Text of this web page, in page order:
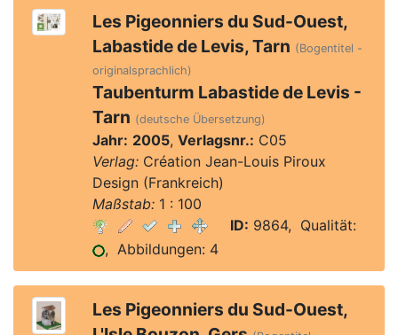
Les Pigeonniers du Sud-Ouest,
Labastide de Levis, Tarn (Bogentitel -
originalsprachlich)
Taubenturm Labastide de Levis -
Tarn (deutsche Übersetzung)
Jahr: 2005, Verlagsnr.: C05
Verlag:Création Jean-Louis Piroux
Design (Frankreich)
Maßstab:1 : 100
ID: 9864, Qualität:
, Abbildungen: 4
Les Pigeonniers du Sud-Ouest,